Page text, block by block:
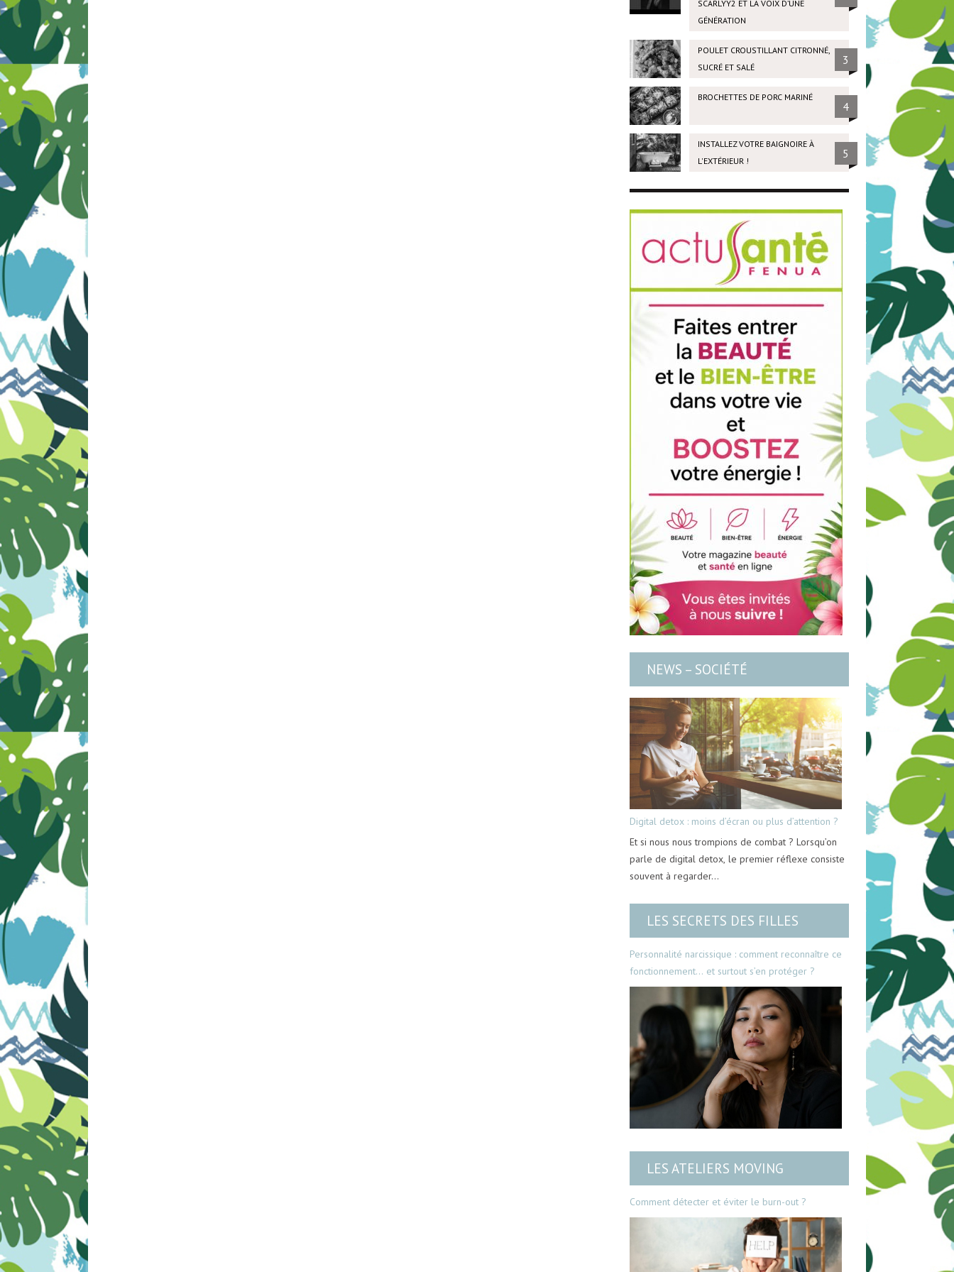
SCARLYY2 ET LA VOIX D’UNE
GÉNÉRATION
POULET CROUSTILLANT CITRONNÉ,
SUCRÉ ET SALÉ
3
BROCHETTES DE PORC MARINÉ
4
INSTALLEZ VOTRE BAIGNOIRE À
L'EXTÉRIEUR !
5
NEWS – SOCIÉTÉ
Digital detox : moins d’écran ou plus d’attention ?
Et si nous nous trompions de combat ? Lorsqu’on
parle de digital detox, le premier réflexe consiste
souvent à regarder…
LES SECRETS DES FILLES
Personnalité narcissique : comment reconnaître ce
fonctionnement… et surtout s’en protéger ?
LES ATELIERS MOVING
Comment détecter et éviter le burn-out ?